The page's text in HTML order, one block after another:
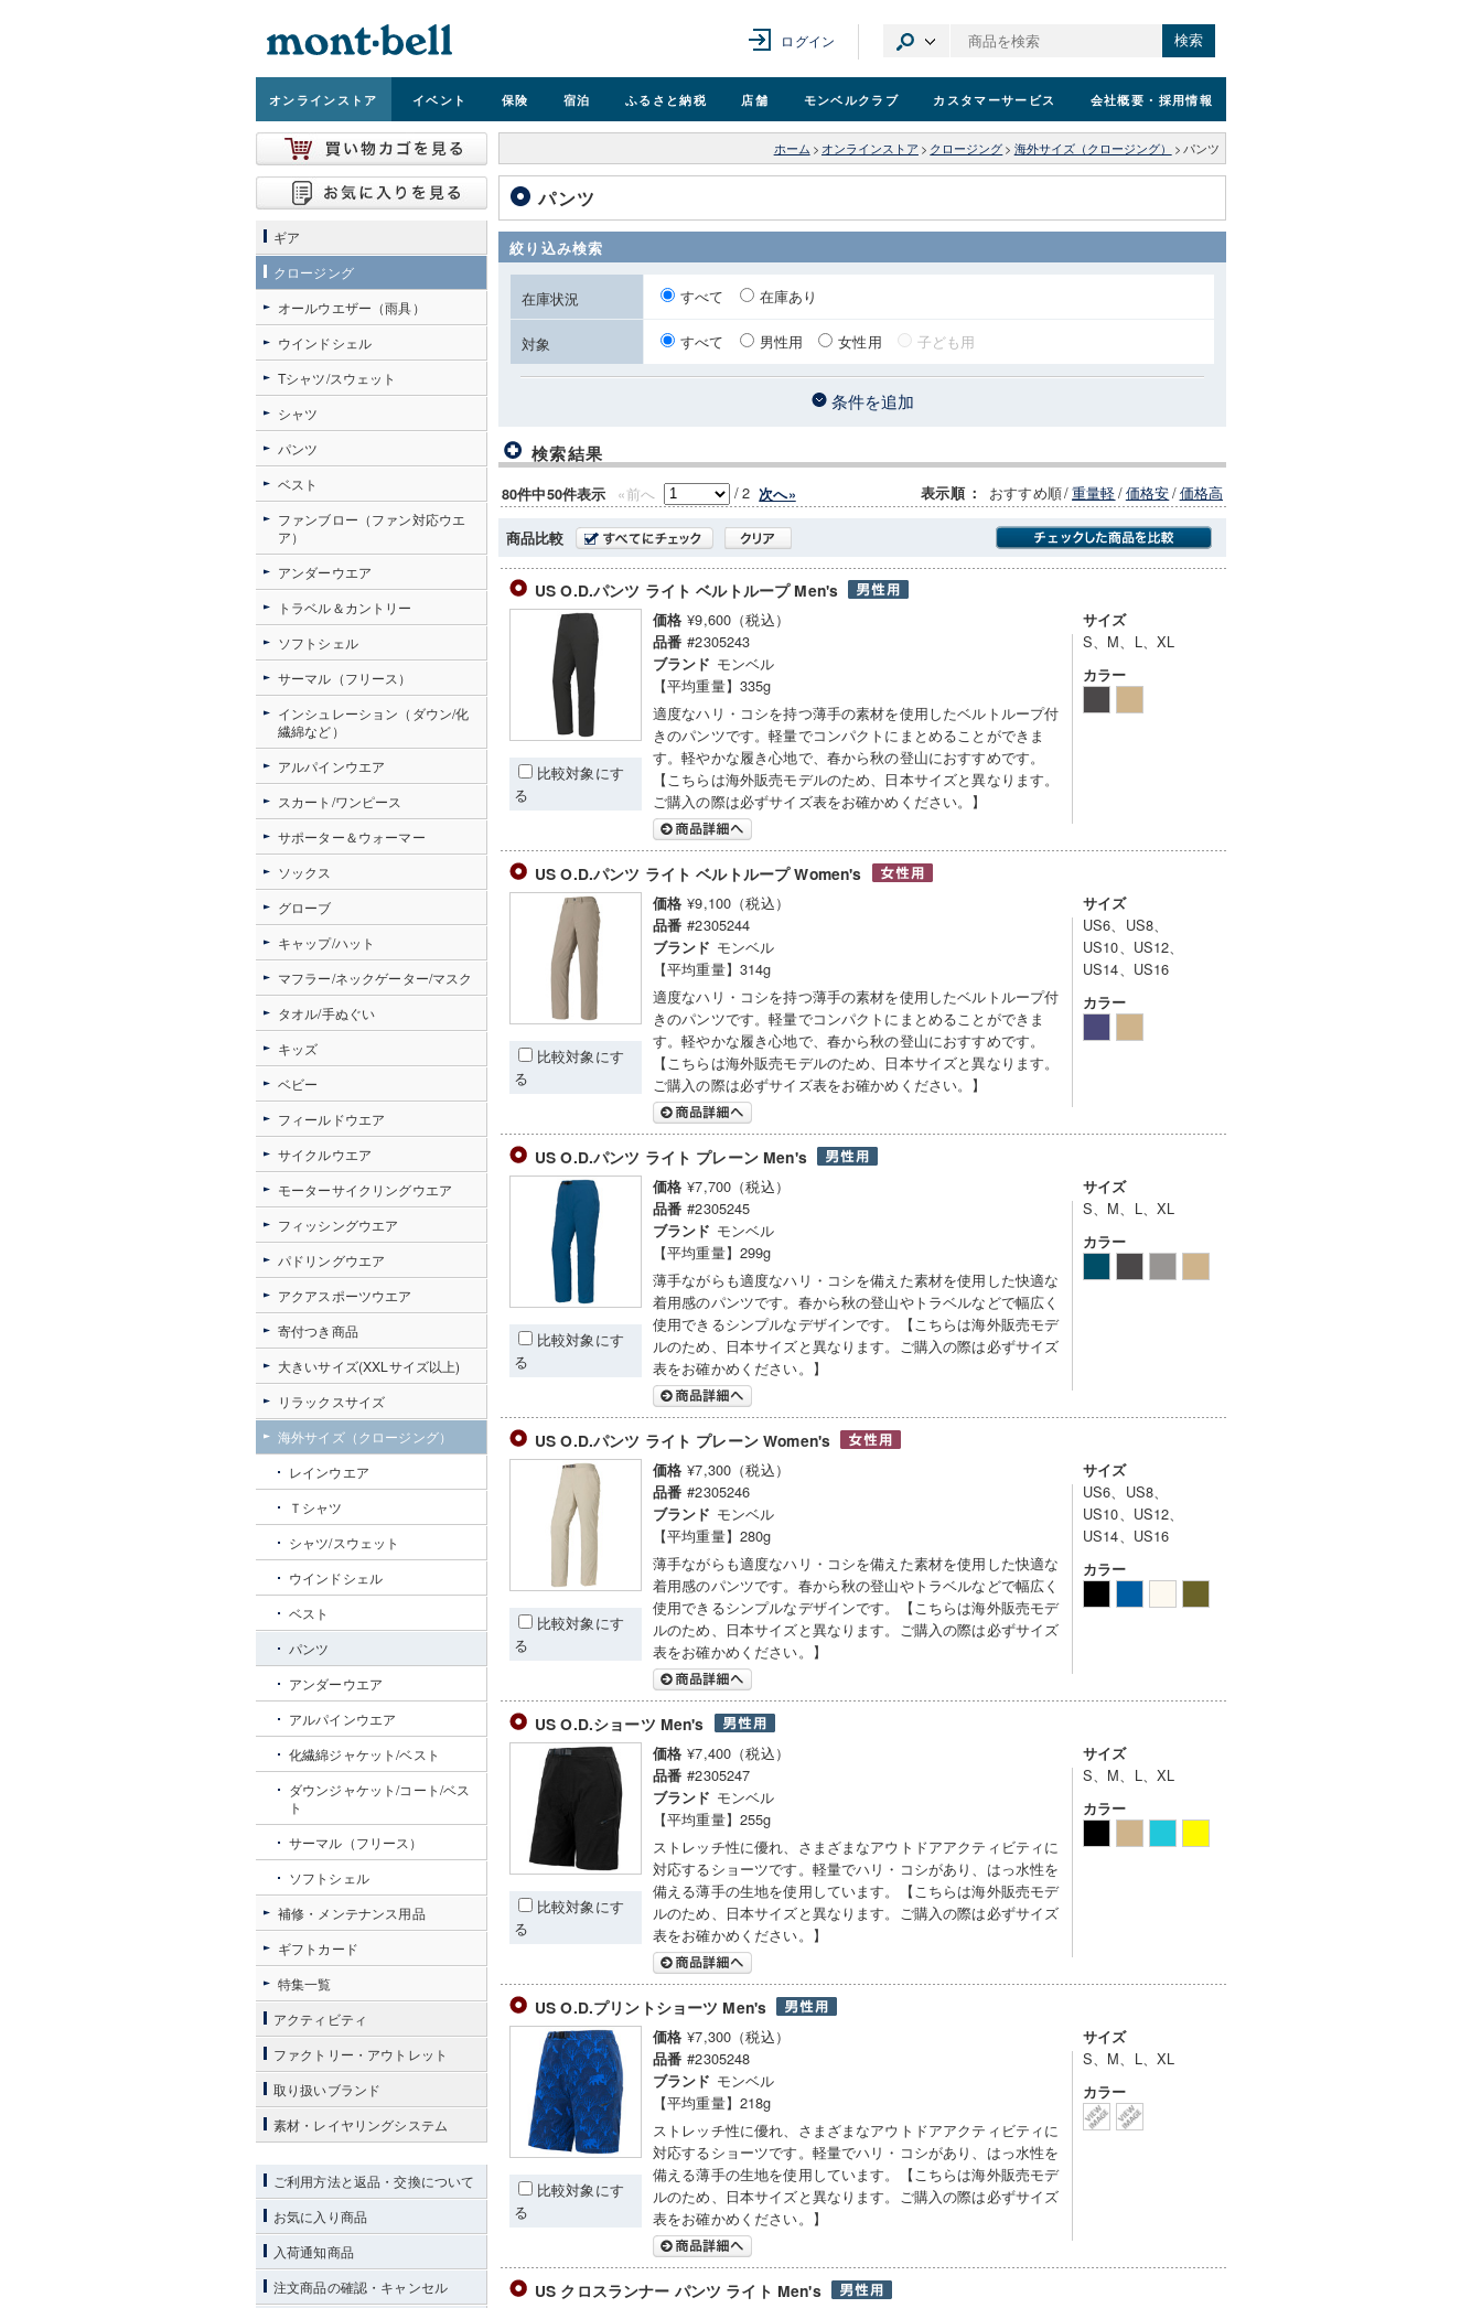
ログイン 検索
オンラインストア イベント 保険 宿泊 ふるさと納税 店舗 モンベルクラブ カスタマーサービス 会社概要 ・採用情報
ホーム > オンラインストア > クロージング > 海外サイズ（クロージング） > パンツ
パンツ
絞り込み検索
在庫状況 すべて 在庫あり
対象 すべて 男性用 女性用 子ども用
条件を追加
検索結果
80件中50件表示 «前へ /2 次へ» 表示順 ： おすすめ順/重量軽/価格安/価格高
商品比較
US O.D.パンツ ライト ベルトループ Men's
比較対象にす
る
価格 ¥9,600（税込）
品番 #2305243
ブランド モンベル
【平均重量】335g
適度なハリ・コシを持つ薄手の素材を使用したベルトループ付
きのパンツです。軽量でコンパクトにまとめることができま
す。軽やかな履き心地で、春から秋の登山におすすめです。
【こちらは海外販売モデルのため、日本サイズと異なります。
ご購入の際は必ずサイズ表をお確かめください。】
サイズ
S、M、L、XL
カラー
US O.D.パンツ ライト ベルトループ Women's
比較対象にす
る
価格 ¥9,100（税込）
品番 #2305244
ブランド モンベル
【平均重量】314g
適度なハリ・コシを持つ薄手の素材を使用したベルトループ付
きのパンツです。軽量でコンパクトにまとめることができま
す。軽やかな履き心地で、春から秋の登山におすすめです。
【こちらは海外販売モデルのため、日本サイズと異なります。
ご購入の際は必ずサイズ表をお確かめください。】
サイズ
US6、US8、
US10、US12、
US14、US16
カラー
US O.D.パンツ ライト プレーン Men's
比較対象にす
る
価格 ¥7,700（税込）
品番 #2305245
ブランド モンベル
【平均重量】299g
薄手ながらも適度なハリ・コシを備えた素材を使用した快適な
着用感のパンツです。春から秋の登山やトラベルなどで幅広く
使用できるシンプルなデザインです。【こちらは海外販売モデ
ルのため、日本サイズと異なります。ご購入の際は必ずサイズ
表をお確かめください。】
サイズ
S、M、L、XL
カラー
US O.D.パンツ ライト プレーン Women's
比較対象にす
る
価格 ¥7,300（税込）
品番 #2305246
ブランド モンベル
【平均重量】280g
薄手ながらも適度なハリ・コシを備えた素材を使用した快適な
着用感のパンツです。春から秋の登山やトラベルなどで幅広く
使用できるシンプルなデザインです。【こちらは海外販売モデ
ルのため、日本サイズと異なります。ご購入の際は必ずサイズ
表をお確かめください。】
サイズ
US6、US8、
US10、US12、
US14、US16
カラー
US O.D.ショーツ Men's
比較対象にす
る
価格 ¥7,400（税込）
品番 #2305247
ブランド モンベル
【平均重量】255g
ストレッチ性に優れ、さまざまなアウトドアアクティビティに
対応するショーツです。軽量でハリ・コシがあり、はっ水性を
備える薄手の生地を使用しています。【こちらは海外販売モデ
ルのため、日本サイズと異なります。ご購入の際は必ずサイズ
表をお確かめください。】
サイズ
S、M、L、XL
カラー
US O.D.プリントショーツ Men's
比較対象にす
る
価格 ¥7,300（税込）
品番 #2305248
ブランド モンベル
【平均重量】218g
ストレッチ性に優れ、さまざまなアウトドアアクティビティに
対応するショーツです。軽量でハリ・コシがあり、はっ水性を
備える薄手の生地を使用しています。【こちらは海外販売モデ
ルのため、日本サイズと異なります。ご購入の際は必ずサイズ
表をお確かめください。】
サイズ
S、M、L、XL
カラー
US クロスランナー パンツ ライト Men's
ギア
クロージング
オールウエザー（雨具）
ウインドシェル
Tシャツ/スウェット
シャツ
パンツ
ベスト
ファンブロー（ファン対応ウエ
ア）
アンダーウエア
トラベル＆カントリー
ソフトシェル
サーマル（フリース）
インシュレーション（ダウン/化
繊綿など）
アルパインウエア
スカート/ワンピース
サポーター＆ウォーマー
ソックス
グローブ
キャップ/ハット
マフラー/ネックゲーター/マスク
タオル/手ぬぐい
キッズ
ベビー
フィールドウエア
サイクルウエア
モーターサイクリングウエア
フィッシングウエア
パドリングウエア
アクアスポーツウエア
寄付つき商品
大きいサイズ(XXLサイズ以上)
リラックスサイズ
海外サイズ（クロージング）
レインウエア
Ｔシャツ
シャツ/スウェット
ウインドシェル
ベスト
パンツ
アンダーウエア
アルパインウエア
化繊綿ジャケット/ベスト
ダウンジャケット/コート/ベス
ト
サーマル（フリース）
ソフトシェル
補修・メンテナンス用品
ギフトカード
特集一覧
アクティビティ
ファクトリー・アウトレット
取り扱いブランド
素材・レイヤリングシステム
ご利用方法と返品・交換について
お気に入り商品
入荷通知商品
注文商品の確認・キャンセル